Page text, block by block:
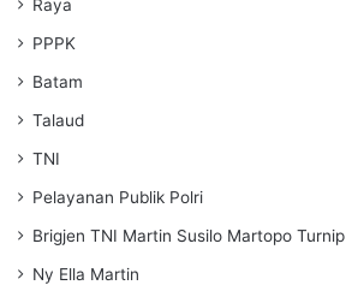
Raya
PPPK
Batam
Talaud
TNI
Pelayanan Publik Polri
Brigjen TNI Martin Susilo Martopo Turnip
Ny Ella Martin